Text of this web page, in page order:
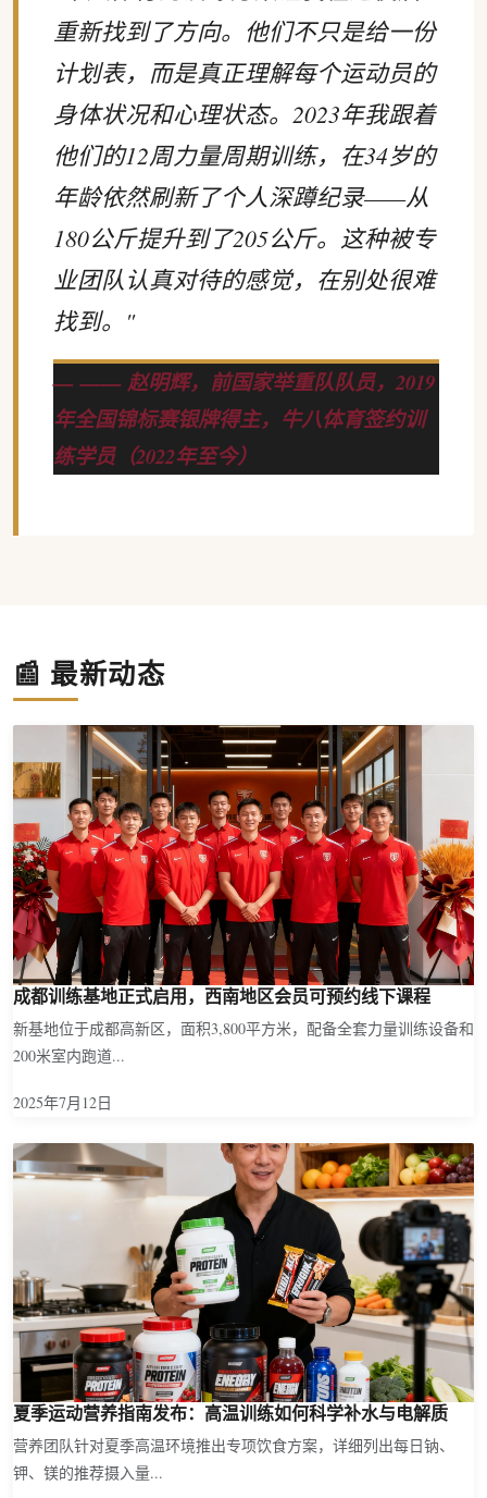
重新找到了方向。他们不只是给一份
计划表，而是真正理解每个运动员的
身体状况和心理状态。2023年我跟着
他们的12周力量周期训练，在34岁的
年龄依然刷新了个人深蹲纪录——从
180公斤提升到了205公斤。这种被专
业团队认真对待的感觉，在别处很难
找到。"
—— 赵明辉，前国家举重队队员，2019
年全国锦标赛银牌得主，牛八体育签约训
练学员（2022年至今）
📰 最新动态
成都训练基地正式启用，西南地区会员可预约线下课程
新基地位于成都高新区，面积3,800平方米，配备全套力量训练设备和
200米室内跑道...
2025年7月12日
夏季运动营养指南发布：高温训练如何科学补水与电解质
营养团队针对夏季高温环境推出专项饮食方案，详细列出每日钠、
钾、镁的推荐摄入量...